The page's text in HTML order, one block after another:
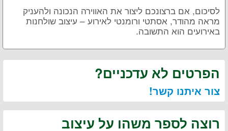
לסיכום, אם ברצונכם ליצור את האווירה הנכונה ולהעניק
מראה מהודר, אסתטי ורומנטי לאירוע – עיצוב שולחנות
באירועים הוא התשובה.
הפרטים לא עדכניים?
צור איתנו קשר!
רוצה לספר משהו על עיצוב